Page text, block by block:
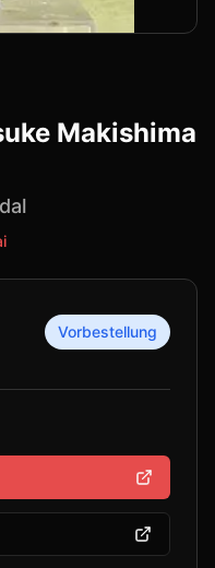
Makishima
Vorbestellung